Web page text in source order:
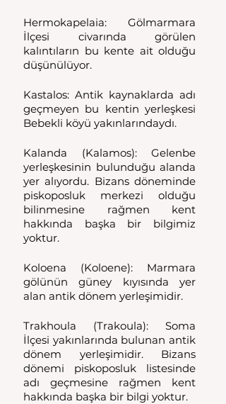
Hermokapelaia: Gölmarmara
İlçesi civarında görülen
kalıntıların bu kente ait olduğu
düşünülüyor.
Kastalos: Antik kaynaklarda adı
geçmeyen bu kentin yerleşkesi
Bebekli köyü yakınlarındaydı.
Kalanda (Kalamos): Gelenbe
yerleşkesinin bulunduğu alanda
yer alıyordu. Bizans döneminde
piskoposluk merkezi olduğu
bilinmesine rağmen kent
hakkında başka bir bilgimiz
yoktur.
Koloena (Koloene): Marmara
gölünün güney kıyısında yer
alan antik dönem yerleşimidir.
Trakhoula (Trakoula): Soma
İlçesi yakınlarında bulunan antik
dönem yerleşimidir. Bizans
dönemi piskoposluk listesinde
adı geçmesine rağmen kent
hakkında başka bir bilgi yoktur.